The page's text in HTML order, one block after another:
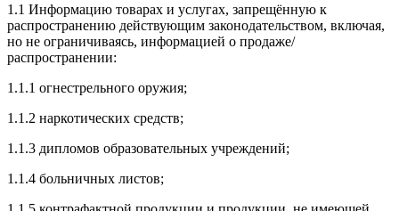
1.1 Информацию товарах и услугах, запрещённую к
распространению действующим законодательством, включая,
но не ограничиваясь, информацией о продаже/
распространении:
1.1.1 огнестрельного оружия;
1.1.2 наркотических средств;
1.1.3 дипломов образовательных учреждений;
1.1.4 больничных листов;